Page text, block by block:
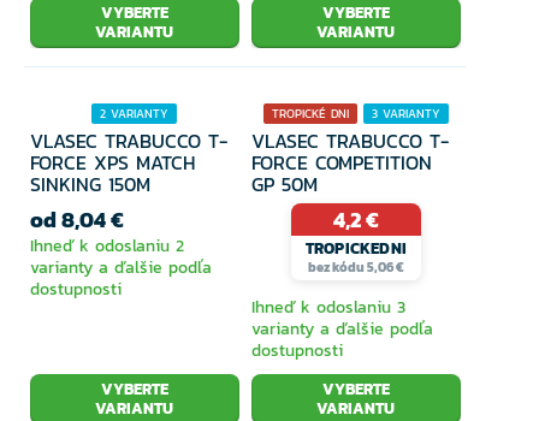
VYBERTE
VARIANTU
VYBERTE
VARIANTU
2 VARIANTY
VLASEC TRABUCCO T-
FORCE XPS MATCH
SINKING 150M
od 8,04 €
Ihneď k odoslaniu 2
varianty a ďalšie podľa
dostupnosti
VYBERTE
VARIANTU
TROPICKÉ DNI 3 VARIANTY
VLASEC TRABUCCO T-
FORCE COMPETITION
GP 50M
4,2 €
TROPICKEDNI
bez kódu 5,06 €
Ihneď k odoslaniu 3
varianty a ďalšie podľa
dostupnosti
VYBERTE
VARIANTU